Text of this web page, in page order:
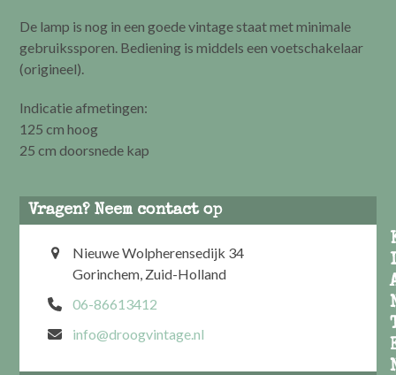
De lamp is nog in een goede vintage staat met minimale
gebruikssporen. Bediening is middels een voetschakelaar
(origineel).
Indicatie afmetingen:
125 cm hoog
25 cm doorsnede kap
Vragen? Neem contact op
Nieuwe Wolpherensedijk 34
Gorinchem, Zuid-Holland
06-86613412
info@droogvintage.nl